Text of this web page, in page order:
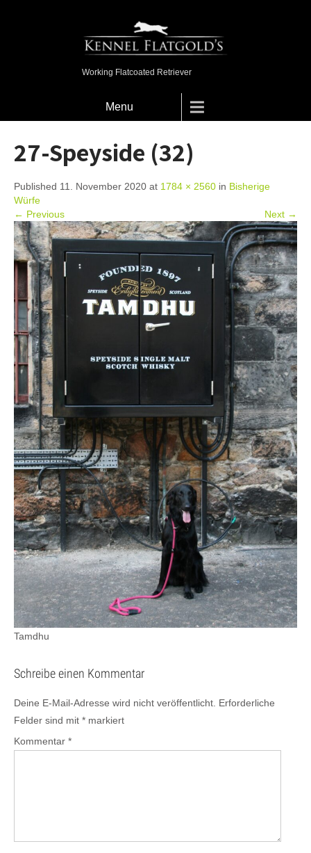
Working Flatcoated Retriever
Menu
27-Speyside (32)
Published 11. November 2020 at 1784 × 2560 in Bisherige
Würfe
← Previous
Next →
Tamdhu
Schreibe einen Kommentar
Deine E-Mail-Adresse wird nicht veröffentlicht. Erforderliche
Felder sind mit * markiert
Kommentar *